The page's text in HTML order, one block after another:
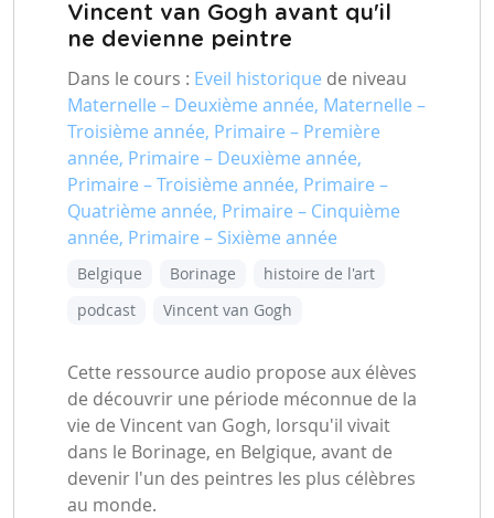
Vincent van Gogh avant qu'il
ne devienne peintre
Dans le cours : Eveil historique de niveau
Maternelle – Deuxième année, Maternelle –
Troisième année, Primaire – Première
année, Primaire – Deuxième année,
Primaire – Troisième année, Primaire –
Quatrième année, Primaire – Cinquième
année, Primaire – Sixième année
Belgique Borinage
histoire de l'art
podcast
Vincent van Gogh
Cette ressource audio propose aux élèves
de découvrir une période méconnue de la
vie de Vincent van Gogh, lorsqu'il vivait
dans le Borinage, en Belgique, avant de
devenir l'un des peintres les plus célèbres
au monde.